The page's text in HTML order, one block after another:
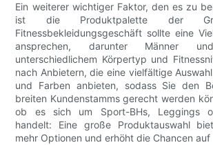
Ein weiterer wichtiger Faktor, den es zu
ist die Produktpalette der
Fitnessbekleidungsgeschäft sollte eine
ansprechen, darunter Männer
unterschiedlichem Körpertyp und
nach Anbietern, die eine vielfältige
und Farben anbieten, sodass Sie den
breiten Kundenstamms gerecht werden
ob es sich um Sport-BHs, Leggings
handelt: Eine große Produktauswahl
mehr Optionen und erhöht die Chancen